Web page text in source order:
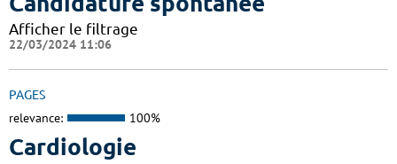
Afficher le filtrage
22/03/2024 11:06
PAGES
relevance: 100%
Cardiologie